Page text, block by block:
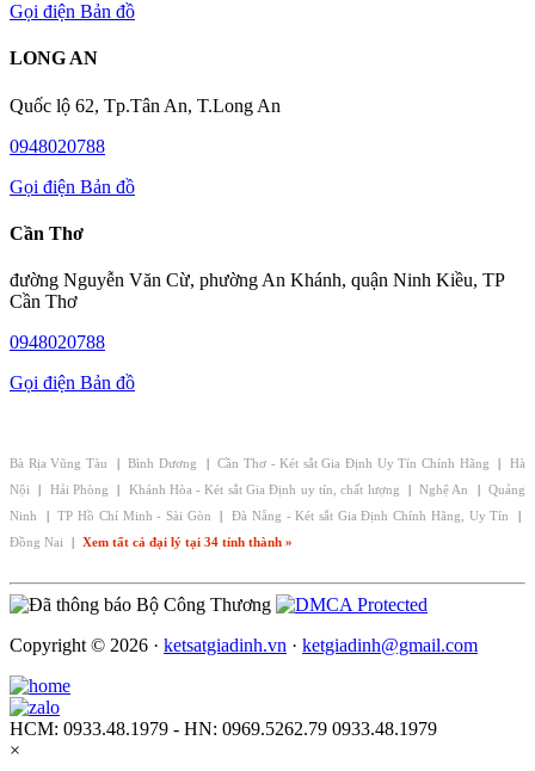
Gọi điện Bản đồ
LONG AN
Quốc lộ 62, Tp.Tân An, T.Long An
0948020788
Gọi điện Bản đồ
Cần Thơ
đường Nguyễn Văn Cừ, phường An Khánh, quận Ninh Kiều, TP
Cần Thơ
0948020788
Gọi điện Bản đồ
Bà Rịa Vũng Tàu Bình Dương Cần Thơ - Két sắt Gia Định Uy Tín Chính Hãng
Hà
Nội
Hải Phòng Khánh Hòa - Két sắt Gia Định uy tín, chất lượng Nghệ An
Quảng
Ninh
TP Hồ Chí Minh - Sài Gòn Đà Nẵng - Két sắt Gia Định Chính Hãng, Uy Tín
Đồng Nai
Xem tất cả đại lý tại 34 tỉnh thành »
Copyright © 2026 · ketsatgiadinh.vn · ketgiadinh@gmail.com
HCM: 0933.48.1979 - HN: 0969.5262.79 0933.48.1979
×